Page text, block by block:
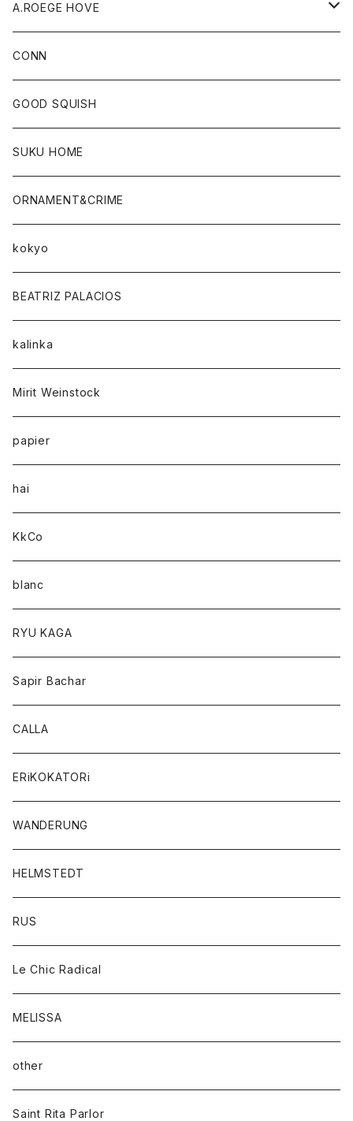
A.ROEGE HOVE
CONN
CONN
GOOD SQUISH
SUKU HOME
ORNAMENT&CRIME
kokyo
BEATRIZ PALACIOS
kalinka
Mirit Weinstock
papier
hai
KkCo
blanc
RYU KAGA
Sapir Bachar
CALLA
ERiKOKATORi
WANDERUNG
HELMSTEDT
RUS
Le Chic Radical
MELISSA
other
Saint Rita Parlor